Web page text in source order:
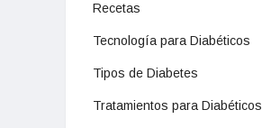
Recetas
Tecnología para Diabéticos
Tipos de Diabetes
Tratamientos para Diabéticos